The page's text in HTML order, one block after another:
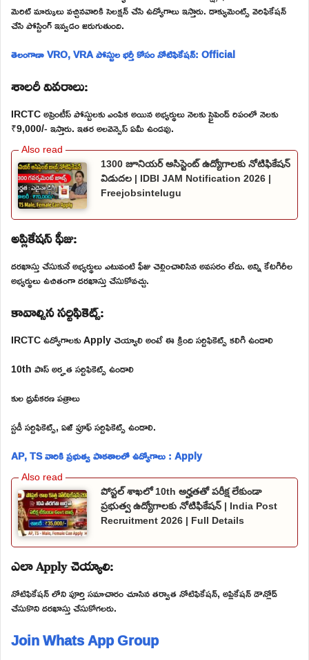
మెరిట్ మార్కులు వచ్చినవారికి సెలక్షన్ చేసి ఉద్యోగాలు ఇస్తారు. డాక్యుమెంట్స్ వెరిఫికేషన్
చేసి పోస్టింగ్ ఇవ్వడం జరుగుతుంది.
తెలంగాణా VRO, VRA పోస్టుల భర్తీ కోసం నోటిఫికేషన్: Official
శాలరీ వివరాలు:
IRCTC అప్రెంటీస్ పోస్టులకు ఎంపిక అయిన అభ్యర్థులు నెలకు స్టైపెండ్ రిపంలో నెలకు
₹9,000/- ఇస్తారు. ఇతర అలవెన్సెస్ ఏమీ ఉండవు.
1300 జూనియర్ అసిస్టెంట్ ఉద్యోగాలకు నోటిఫికేషన్
విడుదల | IDBI JAM Notification 2026 |
Freejobsintelugu
అప్లికేషన్ ఫీజు:
దరఖాస్తు చేసుకునే అభ్యర్థులు ఎటువంటి ఫీజు చెల్లించాలిసిన అవసరం లేదు. అన్ని కేటగిరీల
అభ్యర్థులు ఉచితంగా దరఖాస్తు చేసుకోవచ్చు.
కావాల్సిన సర్టిఫికెట్స్:
IRCTC ఉద్యోగాలకు Apply చెయ్యాలి అంటే ఈ క్రింది సర్టిఫికెట్స్ కలిగి ఉండాలి
10th పాస్ అర్హత సర్టిఫికెట్స్ ఉండాలి
కుల ధ్రువీకరణ పత్రాలు
స్టడీ సర్టిఫికెట్స్, ఏజ్ ప్రూఫ్ సర్టిఫికెట్స్ ఉండాలి.
AP, TS వారికి ప్రభుత్వ పాఠశాలలో ఉద్యోగాలు : Apply
పోస్టల్ శాఖలో 10th అర్హతతో పరీక్ష లేకుండా
ప్రభుత్వ ఉద్యోగాలకు నోటిఫికేషన్ | India Post
Recruitment 2026 | Full Details
ఎలా Apply చెయ్యాలి:
నోటిఫికేషన్ లోని పూర్తి సమాచారం చూసిన తర్వాత నోటిఫికేషన్, అప్లికేషన్ డౌన్లోడ్
చేసుకొని దరఖాస్తు చేసుకోగలరు.
Join Whats App Group